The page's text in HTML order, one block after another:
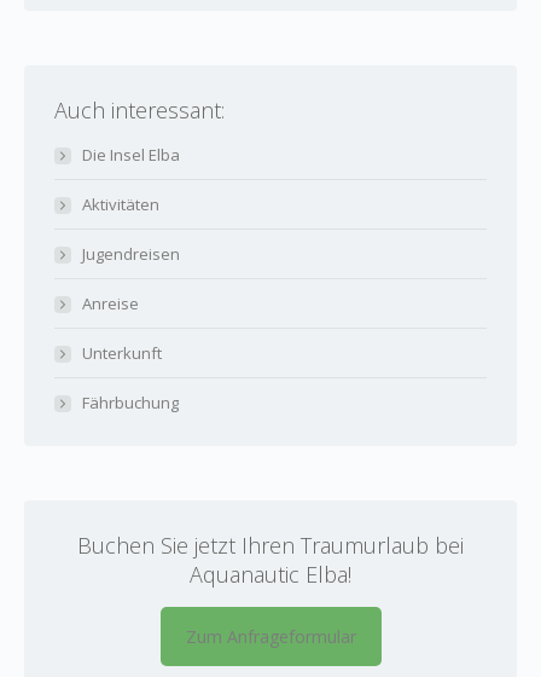
Auch interessant:
Die Insel Elba
Aktivitäten
Jugendreisen
Anreise
Unterkunft
Fährbuchung
Buchen Sie jetzt Ihren Traumurlaub bei
Aquanautic Elba!
Zum Anfrageformular